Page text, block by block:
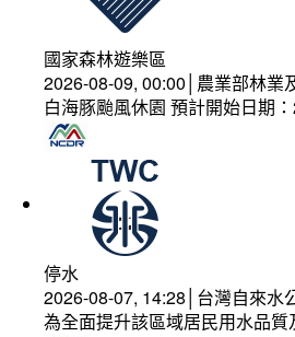
國家森林遊樂區
2026-08-09, 00:00│農業部林業
白海豚颱風休園 預計開始日期
停水
2026-08-07, 14:28│台灣自來水
為全面提升該區域居民用水品